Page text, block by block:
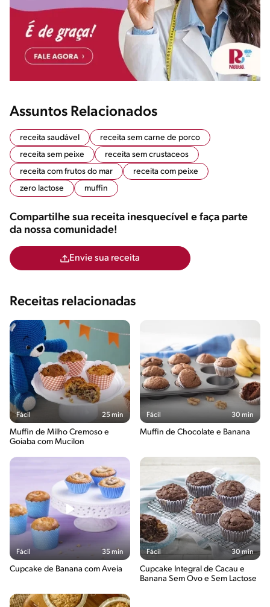
Assuntos Relacionados
receita saudável
receita sem carne de porco
receita sem peixe
receita sem crustaceos
receita com frutos do mar
receita com peixe
zero lactose
muffin
Compartilhe sua receita inesquecível e faça parte
da nossa comunidade!
Envie sua receita
Receitas relacionadas
Fácil 25 min
Muffin de Milho Cremoso e
Goiaba com Mucilon
Fácil 30 min
Muffin de Chocolate e Banana
Fácil 35 min
Cupcake de Banana com Aveia
Fácil 30 min
Cupcake Integral de Cacau e
Banana Sem Ovo e Sem Lactose